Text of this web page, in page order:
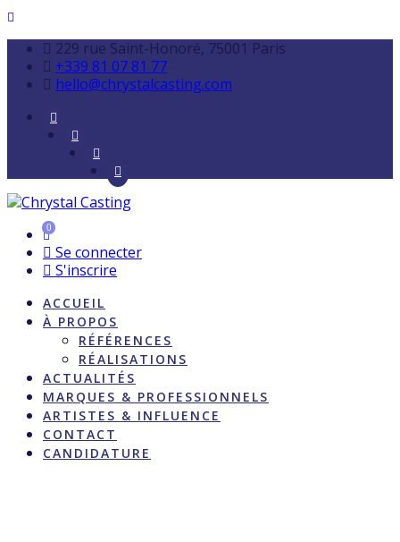
229 rue Saint-Honoré, 75001 Paris
+339 81 07 81 77
hello@chrystalcasting.com
0
Se connecter
S'inscrire
ACCUEIL
À PROPOS
RÉFÉRENCES
RÉALISATIONS
ACTUALITÉS
MARQUES & PROFESSIONNELS
ARTISTES & INFLUENCE
CONTACT
CANDIDATURE